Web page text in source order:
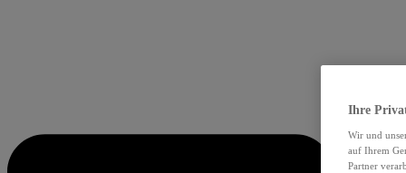
Ihre
Wir und
auf Ihrem
Partner